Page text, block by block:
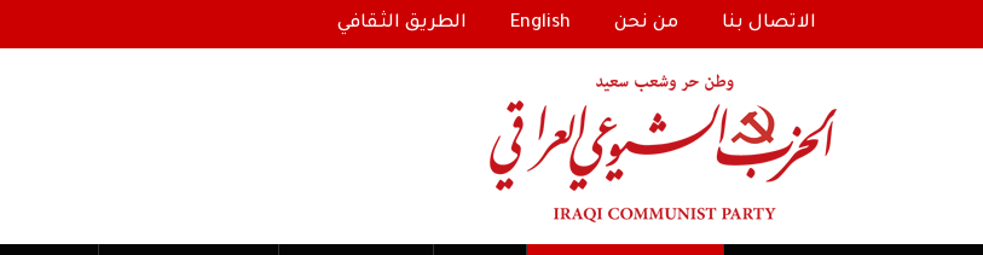
الاتصال بنا من نحن English الطريق الثقافي